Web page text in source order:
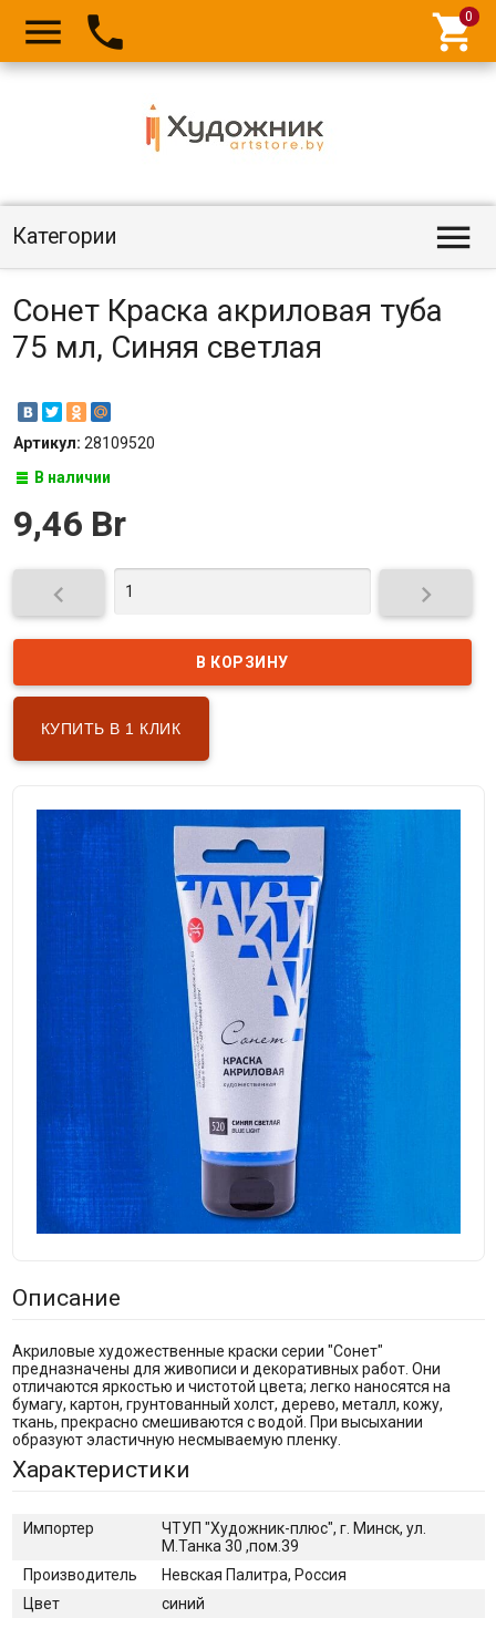
  
Категории 
Сонет Краска акриловая туба
75 мл, Синяя светлая
Артикул: 28109520
В наличии
9,46 Br
 
КУПИТЬ В 1 КЛИК
Описание
Акриловые художественные краски серии "Сонет"
предназначены для живописи и декоративных работ. Они
отличаются яркостью и чистотой цвета; легко наносятся на
бумагу, картон, грунтованный холст, дерево, металл, кожу,
ткань, прекрасно смешиваются с водой. При высыхании
образуют эластичную несмываемую пленку.
Характеристики
Импортер
ЧТУП "Художник-плюс", г. Минск, ул.
М.Танка 30 ,пом.39
Производитель
Невская Палитра, Россия
Цвет
синий